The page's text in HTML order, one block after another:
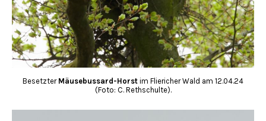
Besetzter Mäusebussard-Horst im Fliericher Wald am 12.04.24
(Foto: C. Rethschulte).